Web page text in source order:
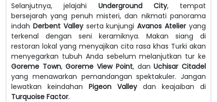
Selanjutnya, jelajahi Underground City, tempat
bersejarah yang penuh misteri, dan nikmati panorama
indah Derbent Valleyserta kunjungiAvanos Atelier yang
terkenal dengan seni keramiknya. Makan siang di
restoran lokal yang menyajikan cita rasa khas Turki akan
menyegarkan tubuh Anda sebelum melanjutkan tur ke
Goreme Town,Goreme View Point, danUchisar Citadel
yang menawarkan pemandangan spektakuler. Jangan
lewatkan keindahan Pigeon Valleydan keajaiban di
Turquoise Factor.